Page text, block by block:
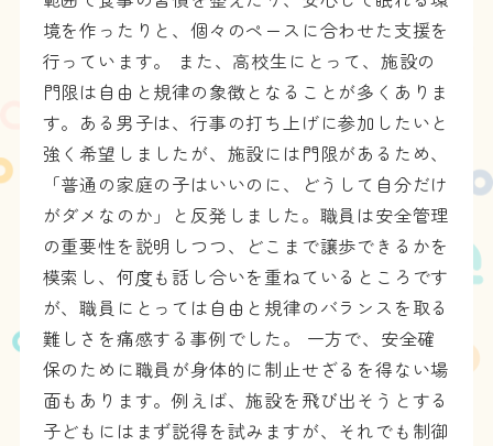
境を作ったりと、個々のペースに合わせた支援を
行っています。 また、高校生にとって、施設の
門限は自由と規律の象徴となることが多くありま
す。ある男子は、行事の打ち上げに参加したいと
強く希望しましたが、施設には門限があるため、
「普通の家庭の子はいいのに、どうして自分だけ
がダメなのか」と反発しました。職員は安全管理
の重要性を説明しつつ、どこまで譲歩できるかを
模索し、何度も話し合いを重ねているところです
が、職員にとっては自由と規律のバランスを取る
難しさを痛感する事例でした。 一方で、安全確
保のために職員が身体的に制止せざるを得ない場
面もあります。例えば、施設を飛び出そうとする
子どもにはまず説得を試みますが、それでも制御